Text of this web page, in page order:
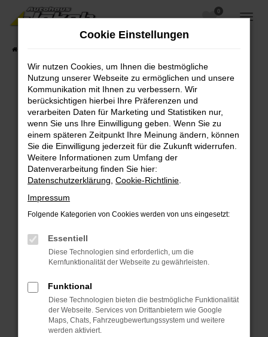
Zum
Hauptinhalt
0
Fehler: Network Error
Beim Laden ist ein Fehler aufgetreten.
Hier sind ein paar Tipps, die dir helfen können:
Überprüfe deine Firewall und deine
Internetverbindung.
Laden andere Webseiten, zum Beispiel deine
Suchmaschine?
Prüfe deine Browsererweiterungen.
Manche Erweiterungen, wie Werbeblocker,
können das Laden bestimmter Seiten
verhindern. Funktioniert die Seite in einem
Fenster?
Starte dein Gerät neu.
Das kann manchmal helfen, vorübergehende
Probleme zu beheben.
Cookie Einstellungen
Wir nutzen Cookies, um Ihnen die bestmögliche
Nutzung unserer Webseite zu ermöglichen und unsere
Kommunikation mit Ihnen zu verbessern. Wir
berücksichtigen hierbei Ihre Präferenzen und
verarbeiten Daten für Marketing und Statistiken nur,
wenn Sie uns Ihre Einwilligung geben. Wenn Sie zu
einem späteren Zeitpunkt Ihre Meinung ändern, können
Sie die Einwilligung jederzeit für die Zukunft widerrufen.
Weitere Informationen zum Umfang der
Datenverarbeitung finden Sie hier:
Datenschutzerklärung Cookie-Richtlinie
Impressum
Folgende Kategorien von Cookies werden von uns eingesetzt:
Essentiell
Diese Technologien sind erforderlich, um die
Kernfunktionalität der Webseite zu gewährleisten.
Funktional
Diese Technologien bieten die bestmögliche Funktionalität
der Webseite. Services von Drittanbietern wie Google
Maps, Chats, Fahrzeugbewertungssystem und weitere
werden aktiviert.